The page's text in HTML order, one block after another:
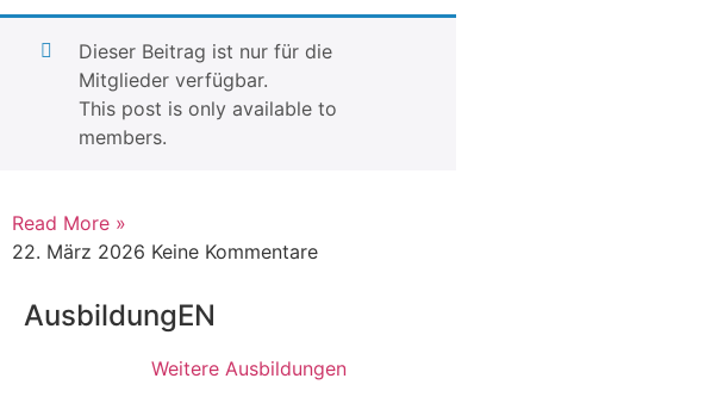
Dieser Beitrag ist nur für die
Mitglieder verfügbar.
This post is only available to
members.
Read More »
22. März 2026 Keine Kommentare
AusbildungEN
Weitere Ausbildungen